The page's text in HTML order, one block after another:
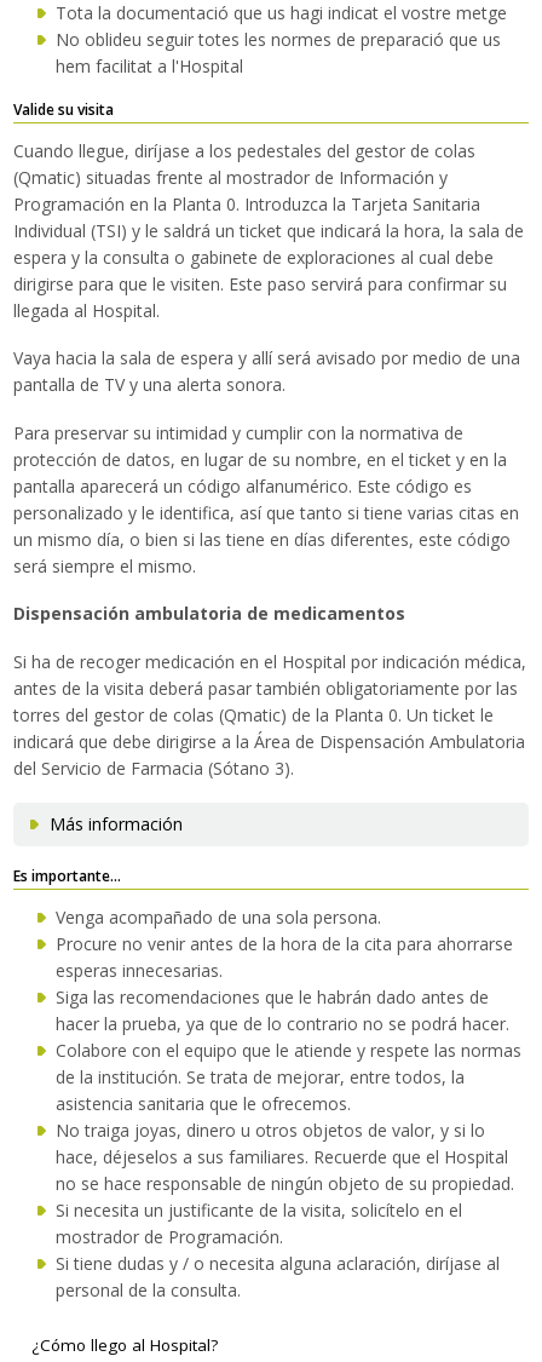
Tota la documentació que us hagi indicat el vostre metge
No oblideu seguir totes les normes de preparació que us
hem facilitat a l'Hospital
Valide su visita
Cuando llegue, diríjase a los pedestales del gestor de colas
(Qmatic) situadas frente al mostrador de Información y
Programación en la Planta 0. Introduzca la Tarjeta Sanitaria
Individual (TSI) y le saldrá un ticket que indicará la hora, la sala de
espera y la consulta o gabinete de exploraciones al cual debe
dirigirse para que le visiten. Este paso servirá para confirmar su
llegada al Hospital.
Vaya hacia la sala de espera y allí será avisado ​​por medio de una
pantalla de TV y una alerta sonora.
Para preservar su intimidad y cumplir con la normativa de
protección de datos, en lugar de su nombre, en el ticket y en la
pantalla aparecerá un código alfanumérico. Este código es
personalizado y le identifica, así que tanto si tiene varias citas en
un mismo día, o bien si las tiene en días diferentes, este código
será siempre el mismo.
Dispensación ambulatoria de medicamentos
Si ha de recoger medicación en el Hospital por indicación médica,
antes de la visita deberá pasar también obligatoriamente por las
torres del gestor de colas (Qmatic) de la Planta 0. Un ticket le
indicará que debe dirigirse a la Área de Dispensación Ambulatoria
del Servicio de Farmacia (Sótano 3).
Más información
Es importante...
Venga acompañado de una sola persona.
Procure no venir antes de la hora de la cita para ahorrarse
esperas innecesarias.
Siga las recomendaciones que le habrán dado antes de
hacer la prueba, ya que de lo contrario no se podrá hacer.
Colabore con el equipo que le atiende y respete las normas
de la institución. Se trata de mejorar, entre todos, la
asistencia sanitaria que le ofrecemos.
No traiga joyas, dinero u otros objetos de valor, y si lo
hace, déjeselos a sus familiares. Recuerde que el Hospital
no se hace responsable de ningún objeto de su propiedad.
Si necesita un justificante de la visita, solicítelo en el
mostrador de Programación.
Si tiene dudas y / o necesita alguna aclaración, diríjase al
personal de la consulta.
secundaria
¿Cómo llego al Hospital?